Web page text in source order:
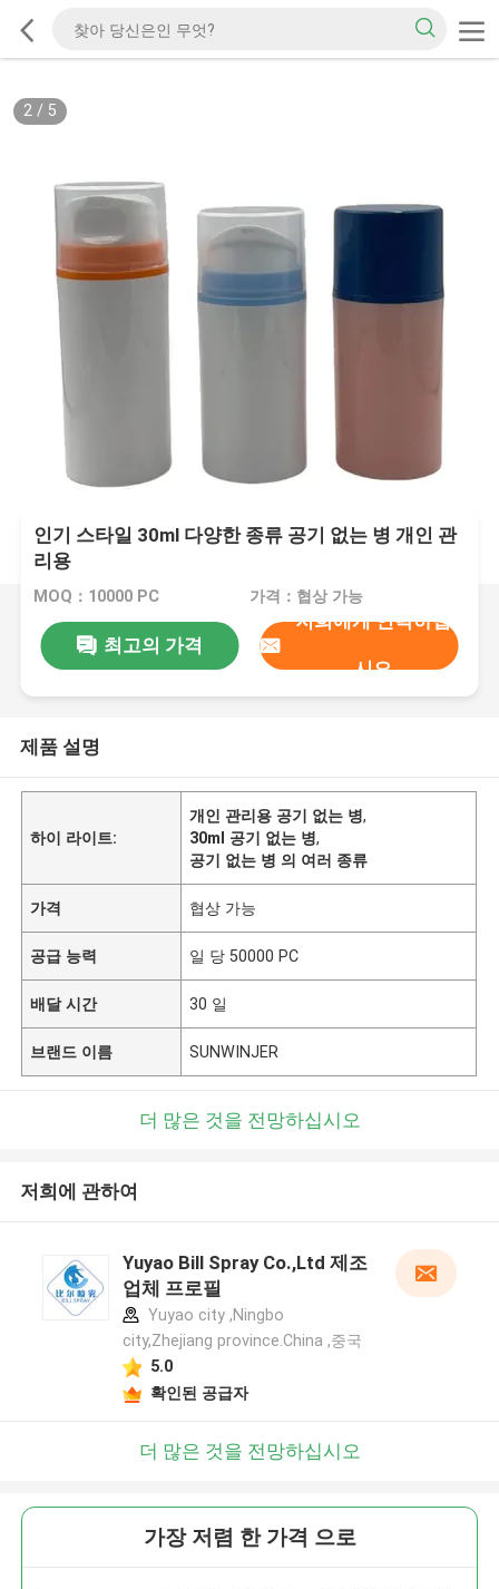
2/ 5
인기 스타일 30ml 다양한 종류 공기 없는 병 개인 관
리용
MOQ：10000 PC 가격：협상 가능
최고의 가격
저희에게 연락하십
시오
제품 설명
하이 라이트:
개인 관리용 공기 없는 병,
30ml 공기 없는 병,
공기 없는 병 의 여러 종류
가격 협상 가능
공급 능력 일 당 50000 PC
배달 시간 30 일
브랜드 이름 SUNWINJER
더 많은 것을 전망하십시오
저희에 관하여
Yuyao Bill Spray Co.,Ltd 제조
업체 프로필
Yuyao city ,Ningbo
city,Zhejiang province.China ,중국
5.0
확인된 공급자
더 많은 것을 전망하십시오
가장 저렴 한 가격 으로